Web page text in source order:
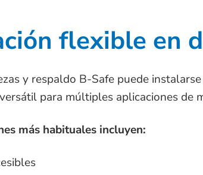
flexible en
y respaldo B-Safe puede
para múltiples aplicaciones de
más habituales incluyen: